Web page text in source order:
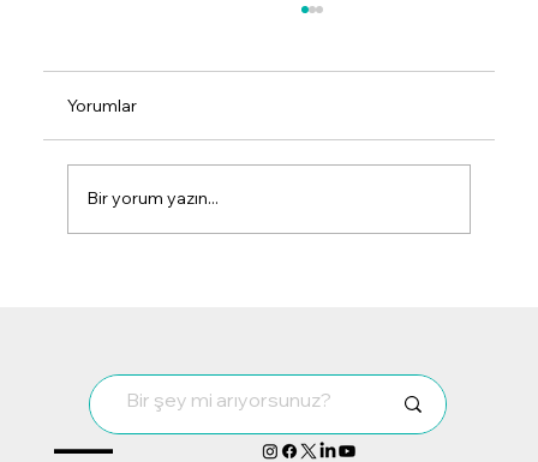
Yorumlar
Bir yorum yazın...